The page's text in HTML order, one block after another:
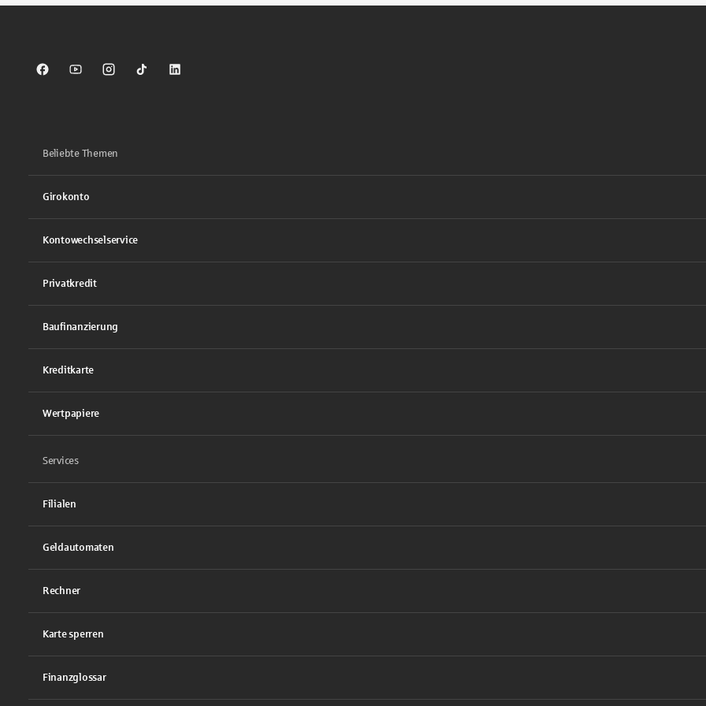
Sparkasse auf Facebook
Sparkasse auf Youtube
Sparkasse auf Instagram
Sparkasse auf TikTok
Sparkasse auf LinkedIn
Beliebte Themen
Girokonto
Kontowechselservice
Privatkredit
Baufinanzierung
Kreditkarte
Wertpapiere
Services
Filialen
Geldautomaten
Rechner
Karte sperren
Finanzglossar